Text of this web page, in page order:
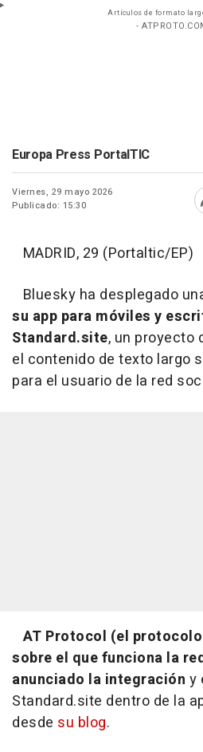
Artículos de formato
-
Europa Press PortalTIC
Viernes, 29 mayo 2026
Publicado: 15:30
MADRID, 29 (Portaltic/EP)
Bluesky ha desplegado
su app para móviles y
Standard.site, un proyecto
el contenido de texto largo
para el usuario de la red
AT Protocol (el
sobre el que funciona la
anunciado la integración y
Standard.site dentro de la
desde su blog.